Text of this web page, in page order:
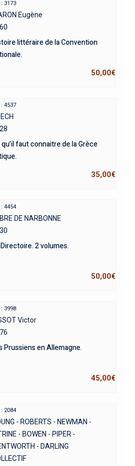
: 3173
Eugène
littéraire de la Convention
50,00€
: 4537
qu’il faut connaitre de la Grèce
35,00€
: 4454
DE NARBONNE
2 volumes.
50,00€
: 3998
Victor
Prussiens en Allemagne.
45,00€
: 2084
- ROBERTS - NEWMAN -
- BOWEN - PIPER -
- DARLING